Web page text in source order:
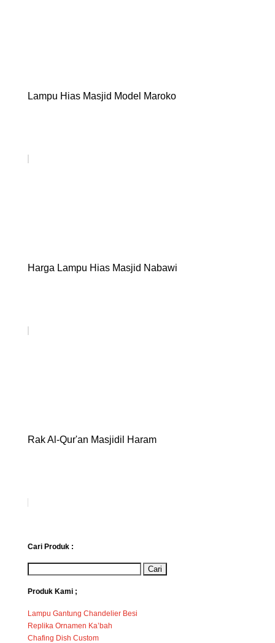
Lampu Hias Masjid Model Maroko
Harga Lampu Hias Masjid Nabawi
Rak Al-Qur'an Masjidil Haram
Cari Produk :
Produk Kami ;
Lampu Gantung Chandelier Besi
Replika Ornamen Ka’bah
Chafing Dish Custom